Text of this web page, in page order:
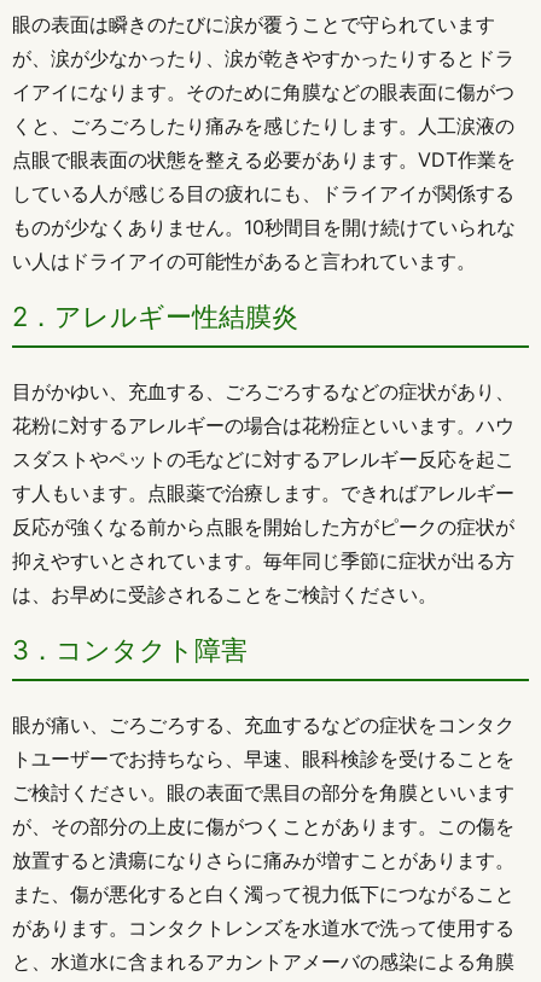
眼の表面は瞬きのたびに涙が覆うことで守られています
が、涙が少なかったり、涙が乾きやすかったりするとドラ
イアイになります。そのために角膜などの眼表面に傷がつ
くと、ごろごろしたり痛みを感じたりします。人工涙液の
点眼で眼表面の状態を整える必要があります。VDT作業を
している人が感じる目の疲れにも、ドライアイが関係する
ものが少なくありません。10秒間目を開け続けていられな
い人はドライアイの可能性があると言われています。
2．アレルギー性結膜炎
目がかゆい、充血する、ごろごろするなどの症状があり、
花粉に対するアレルギーの場合は花粉症といいます。ハウ
スダストやペットの毛などに対するアレルギー反応を起こ
す人もいます。点眼薬で治療します。できればアレルギー
反応が強くなる前から点眼を開始した方がピークの症状が
抑えやすいとされています。毎年同じ季節に症状が出る方
は、お早めに受診されることをご検討ください。
3．コンタクト障害
眼が痛い、ごろごろする、充血するなどの症状をコンタク
トユーザーでお持ちなら、早速、眼科検診を受けることを
ご検討ください。眼の表面で黒目の部分を角膜といいます
が、その部分の上皮に傷がつくことがあります。この傷を
放置すると潰瘍になりさらに痛みが増すことがあります。
また、傷が悪化すると白く濁って視力低下につながること
があります。コンタクトレンズを水道水で洗って使用する
と、水道水に含まれるアカントアメーバの感染による角膜